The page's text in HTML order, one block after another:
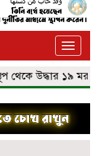
Toggle
উদ্ধার ১৯ মরদেহ